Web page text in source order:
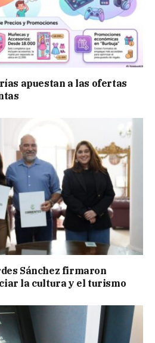
apuestan a las ofertas
Sánchez firmaron
la cultura y el turismo